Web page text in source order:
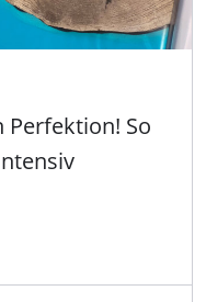
Perfektion! So